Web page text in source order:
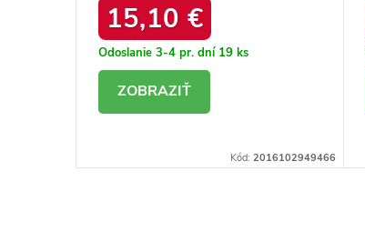
15,10 €
Odoslanie 3-4 pr. dní 19 ks
Kód: 2016102949466